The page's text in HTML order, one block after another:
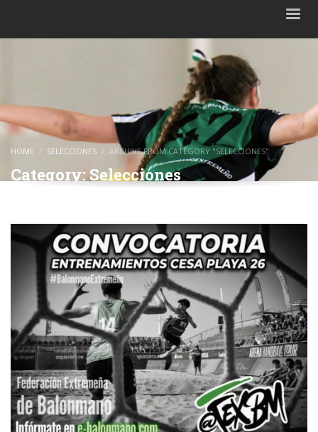
HOME SELECCIONES ARCHIVE FROM CATEGORY "SELECCIONES"
Category: Selecciones